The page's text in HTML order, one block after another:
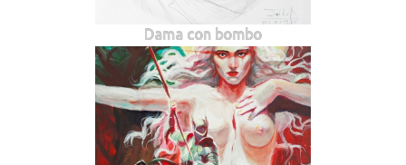
Dama con bombo